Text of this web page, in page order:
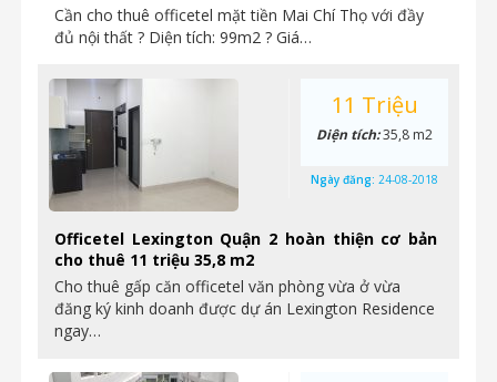
Cần cho thuê officetel mặt tiền Mai Chí Thọ với đầy
đủ nội thất ? Diện tích: 99m2 ? Giá…
Officetel Lexington Quận 2 hoàn thiện cơ bản
cho thuê 11 triệu 35,8 m2
Cho thuê gấp căn officetel văn phòng vừa ở vừa
đăng ký kinh doanh được dự án Lexington Residence
ngay…
11 Triệu
Diện tích:35,8 m2
Ngày đăng: 24-08-2018